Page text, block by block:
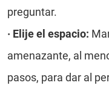
preguntar.
· Elije el espacio:
amenazante, al
pasos, para dar al